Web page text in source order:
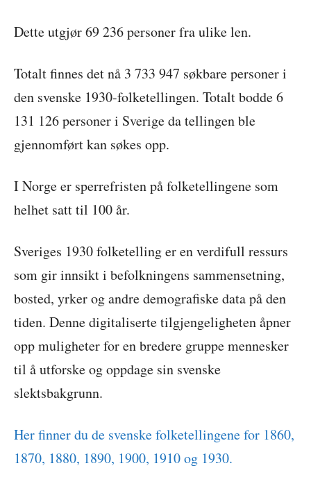
Dette utgjør 69 236 personer fra ulike len.
Totalt finnes det nå 3 733 947 søkbare personer i
den svenske 1930-folketellingen. Totalt bodde 6
131 126 personer i Sverige da tellingen ble
gjennomført kan søkes opp.
I Norge er sperrefristen på folketellingene som
helhet satt til 100 år.
Sveriges 1930 folketelling er en verdifull ressurs
som gir innsikt i befolkningens sammensetning,
bosted, yrker og andre demografiske data på den
tiden. Denne digitaliserte tilgjengeligheten åpner
opp muligheter for en bredere gruppe mennesker
til å utforske og oppdage sin svenske
slektsbakgrunn.
Her finner du de svenske folketellingene for 1860,
1870, 1880, 1890, 1900, 1910 og 1930.